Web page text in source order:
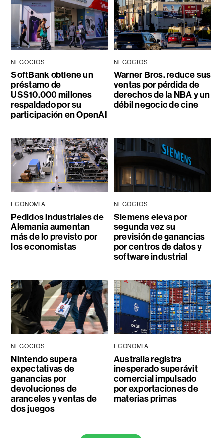
NEGOCIOS
SoftBank obtiene un
préstamo de
US$10.000 millones
respaldado por su
participación en OpenAI
NEGOCIOS
Warner Bros. reduce sus
ventas por pérdida de
derechos de la NBA y un
débil negocio de cine
ECONOMÍA
Pedidos industriales de
Alemania aumentan
más de lo previsto por
los economistas
NEGOCIOS
Siemens eleva por
segunda vez su
previsión de ganancias
por centros de datos y
software industrial
NEGOCIOS
Nintendo supera
expectativas de
ganancias por
devoluciones de
aranceles y ventas de
dos juegos
ECONOMÍA
Australia registra
inesperado superávit
comercial impulsado
por exportaciones de
materias primas